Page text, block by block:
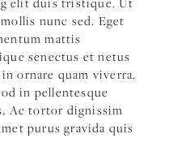
nunc sed. Eget
mattis
senectus et netus
ornare quam viverra.
in pellentesque
Ac tortor dignissim
purus gravida quis